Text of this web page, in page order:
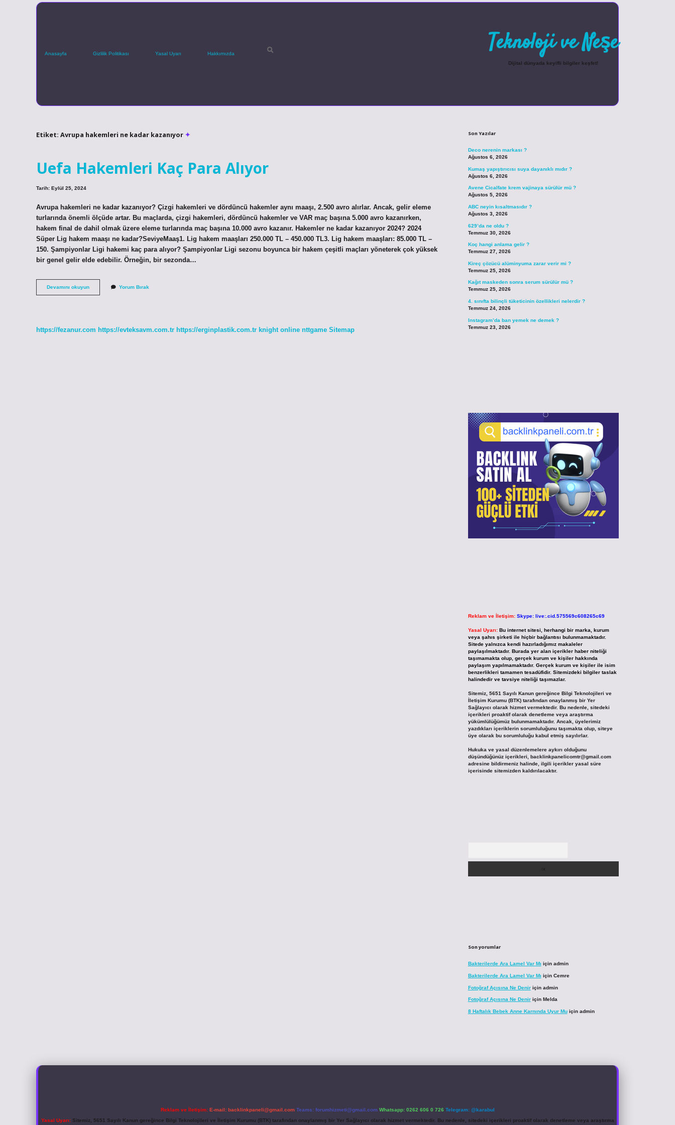
Anasayfa Gizlilik Politikası Yasal Uyarı Hakkımızda Teknoloji ve Neşe
Dijital dünyada keyifli bilgiler keşfet!
Etiket: Avrupa hakemleri ne kadar kazanıyor
Uefa Hakemleri Kaç Para Alıyor
Tarih: Eylül 25, 2024
Avrupa hakemleri ne kadar kazanıyor? Çizgi hakemleri ve dördüncü hakemler aynı maaşı, 2.500 avro alırlar. Ancak, gelir eleme
turlarında önemli ölçüde artar. Bu maçlarda, çizgi hakemleri, dördüncü hakemler ve VAR maç başına 5.000 avro kazanırken,
hakem final de dahil olmak üzere eleme turlarında maç başına 10.000 avro kazanır. Hakemler ne kadar kazanıyor 2024? 2024
Süper Lig hakem maaşı ne kadar?SeviyeMaaş1. Lig hakem maaşları 250.000 TL – 450.000 TL3. Lig hakem maaşları: 85.000 TL –
150. Şampiyonlar Ligi hakemi kaç para alıyor? Şampiyonlar Ligi sezonu boyunca bir hakem çeşitli maçları yöneterek çok yüksek
bir genel gelir elde edebilir. Örneğin, bir sezonda…
Devamını okuyunUefa
Hakemleri
Yorum Bırak
https://fezanur.com https://evteksavm.com.tr https://erginplastik.com.tr knight online nttgame Sitemap
Son Yazılar
Deco nerenin markası ?
Ağustos 6, 2026
Kumaş yapıştırıcısı suya dayanıklı mıdır ?
Ağustos 6, 2026
Avene Cicalfate krem vajinaya sürülür mü ?
Ağustos 5, 2026
ABC neyin kısaltmasıdır ?
Ağustos 3, 2026
629’da ne oldu ?
Temmuz 30, 2026
Koç hangi anlama gelir ?
Temmuz 27, 2026
Kireç çözücü alüminyuma zarar verir mi ?
Temmuz 25, 2026
Kağıt maskeden sonra serum sürülür mü ?
Temmuz 25, 2026
4. sınıfta bilinçli tüketicinin özellikleri nelerdir ?
Temmuz 24, 2026
Instagram’da ban yemek ne demek ?
Temmuz 23, 2026
Reklam ve İletişim: Skype: live:.cid.575569c608265c69
Yasal Uyarı: Bu internet sitesi, herhangi bir marka, kurum
veya şahıs şirketi ile hiçbir bağlantısı bulunmamaktadır.
Sitede yalnızca kendi hazırladığımız makaleler
paylaşılmaktadır. Burada yer alan içerikler haber niteliği
taşımamakta olup, gerçek kurum ve kişiler hakkında
paylaşım yapılmamaktadır. Gerçek kurum ve kişiler ile isim
benzerlikleri tamamen tesadüfidir. Sitemizdeki bilgiler taslak
halindedir ve tavsiye niteliği taşımazlar.
Sitemiz, 5651 Sayılı Kanun gereğince Bilgi Teknolojileri ve
İletişim Kurumu (BTK) tarafından onaylanmış bir Yer
Sağlayıcı olarak hizmet vermektedir. Bu nedenle, sitedeki
içerikleri proaktif olarak denetleme veya araştırma
yükümlülüğümüz bulunmamaktadır. Ancak, üyelerimiz
yazdıkları içeriklerin sorumluluğunu taşımakta olup, siteye
üye olarak bu sorumluluğu kabul etmiş sayılırlar.
Hukuka ve yasal düzenlemelere aykırı olduğunu
düşündüğünüz içerikleri, backlinkpanelicomtr@gmail.com
adresine bildirmeniz halinde, ilgili içerikler yasal süre
içerisinde sitemizden kaldırılacaktır.
Son yorumlar
Bakterilerde Ara Lamel Var Mı için admin
Bakterilerde Ara Lamel Var Mı için Cemre
Fotoğraf Açısına Ne Deniriçin admin
Fotoğraf Açısına Ne Deniriçin Melda
8 Haftalık Bebek Anne Karnında Uyur Muiçin admin
Reklam ve İletişim: E-mail: backlinkpaneli@gmail.com Teams: forumhizmeti@gmail.com Whatsapp: 0262 606 0 726 Telegram: @karabul
Yasal Uyarı:Sitemiz, 5651 Sayılı Kanun gereğince Bilgi Teknolojileri ve İletişim Kurumu (BTK) tarafından onaylanmış bir Yer Sağlayıcı olarak hizmet vermektedir. Bu nedenle, sitedeki içerikleri proaktif olarak denetleme veya araştırma